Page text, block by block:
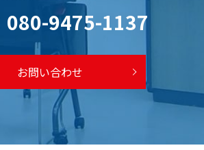
080-9475-1137
お問い合わせ